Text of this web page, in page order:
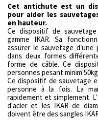
Cet antichute est un
pour aider les
en hauteur.
Ce dispositif de
gamme IKAR. Sa
assurer le sauvetage d'une
dans deux formes
forme de câble. Ce
personnes pesant minim
Ce dispositif de sauvetage
personne à la fois. La
rapidement et simplement.
d'acier et les IKAR de
doivent être des sangles